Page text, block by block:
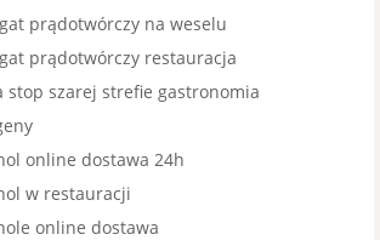
prądotwórczy na weselu
prądotwórczy restauracja
stop szarej strefie gastronomia
online dostawa 24h
w restauracji
online dostawa